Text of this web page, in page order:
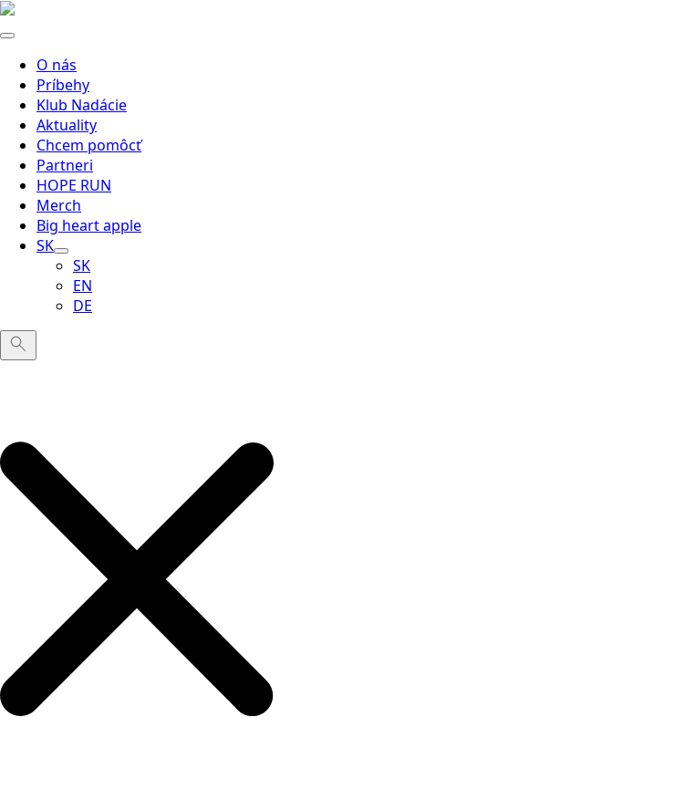
O nás
Príbehy
Klub Nadácie
Aktuality
Chcem pomôcť
Partneri
HOPE RUN
Merch
Big heart apple
SK
SK
EN
DE